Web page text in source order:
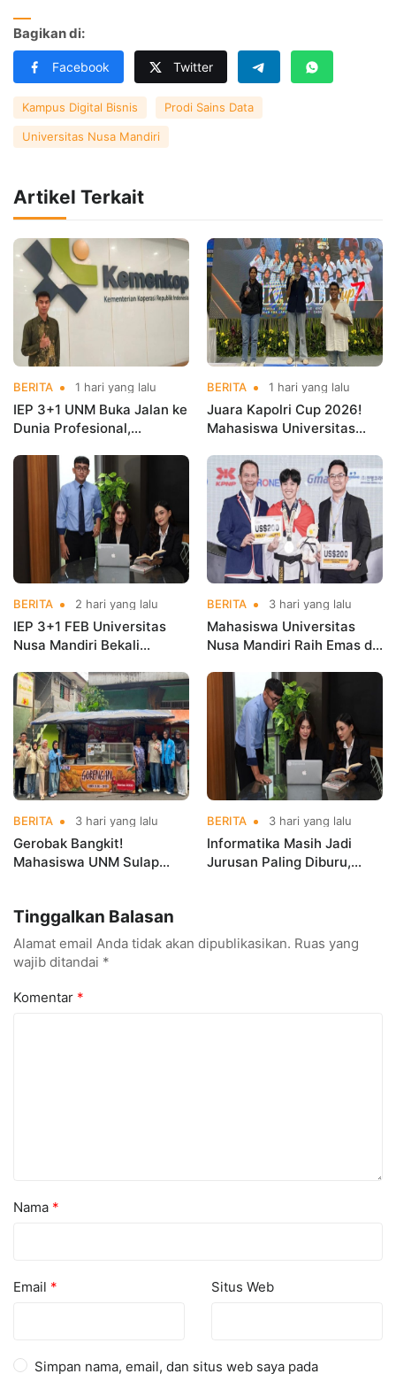
Bagikan di:
Facebook Twitter
Kampus Digital Bisnis Prodi Sains Data
Universitas Nusa Mandiri
Artikel Terkait
BERITA 1 hari yang lalu
IEP 3+1 UNM Buka Jalan ke
Dunia Profesional,
Kementerian Koperasi
BERITA 1 hari yang lalu
Juara Kapolri Cup 2026!
Mahasiswa Universitas
Nama Kampus di Kejurnas
Taekwondo
BERITA 2 hari yang lalu
IEP 3+1 FEB Universitas
Nusa Mandiri Bekali
Kerja Sebelum Lulus
BERITA 3 hari yang lalu
Mahasiswa Universitas
Nusa Mandiri Raih Emas di
Indonesia Open
Championships 2026
BERITA 3 hari yang lalu
Gerobak Bangkit!
Mahasiswa UNM Sulap
BERITA 3 hari yang lalu
Informatika Masih Jadi
Jurusan Paling Diburu,
Tinggalkan Balasan
Alamat email Anda tidak akan dipublikasikan. Ruas yang
wajib ditandai *
Komentar *
Nama *
Email * Situs Web
Simpan nama, email, dan situs web saya pada